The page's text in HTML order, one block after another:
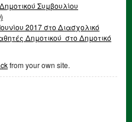
Συμβουλίου
2017 στο Διασχολικό
Δημοτικού στο Δημοτικό
from your own site.